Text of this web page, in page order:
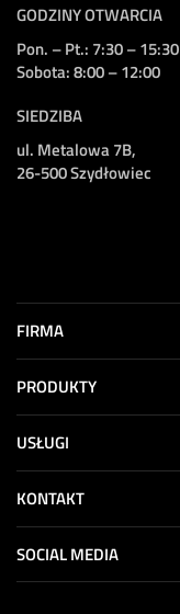
GODZINY OTWARCIA
Pon. – Pt.: 7:30 – 15:30
Sobota: 8:00 – 12:00
SIEDZIBA
ul. Metalowa 7B,
26-500 Szydłowiec
FIRMA
PRODUKTY
USŁUGI
KONTAKT
SOCIAL MEDIA